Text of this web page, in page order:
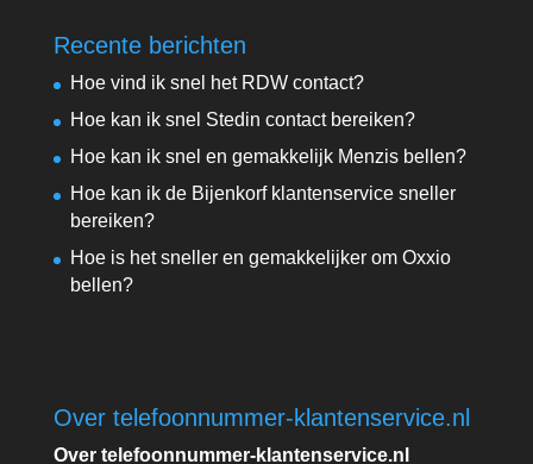
Recente berichten
Hoe vind ik snel het RDW contact?
Hoe kan ik snel Stedin contact bereiken?
Hoe kan ik snel en gemakkelijk Menzis bellen?
Hoe kan ik de Bijenkorf klantenservice sneller
bereiken?
Hoe is het sneller en gemakkelijker om Oxxio
bellen?
Over telefoonnummer-klantenservice.nl
Over telefoonnummer-klantenservice.nl